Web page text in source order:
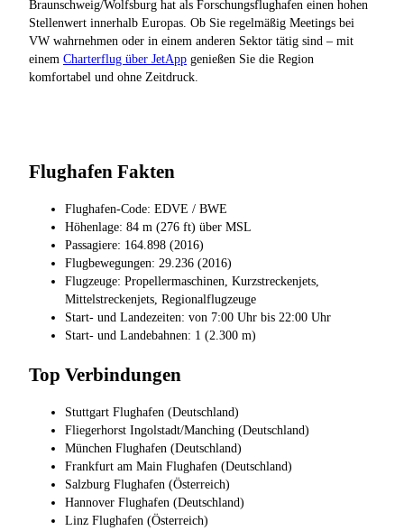
Braunschweig/Wolfsburg hat als Forschungsflughafen einen hohen
Stellenwert innerhalb Europas. Ob Sie regelmäßig Meetings bei
VW wahrnehmen oder in einem anderen Sektor tätig sind – mit
einem Charterflug über JetApp genießen Sie die Region
komfortabel und ohne Zeitdruck.
Flughafen Fakten
Flughafen-Code: EDVE / BWE
Höhenlage: 84 m (276 ft) über MSL
Passagiere: 164.898 (2016)
Flugbewegungen: 29.236 (2016)
Flugzeuge: Propellermaschinen, Kurzstreckenjets,
Mittelstreckenjets, Regionalflugzeuge
Start- und Landezeiten: von 7:00 Uhr bis 22:00 Uhr
Start- und Landebahnen: 1 (2.300 m)
Top Verbindungen
Stuttgart Flughafen (Deutschland)
Fliegerhorst Ingolstadt/Manching (Deutschland)
München Flughafen (Deutschland)
Frankfurt am Main Flughafen (Deutschland)
Salzburg Flughafen (Österreich)
Hannover Flughafen (Deutschland)
Linz Flughafen (Österreich)